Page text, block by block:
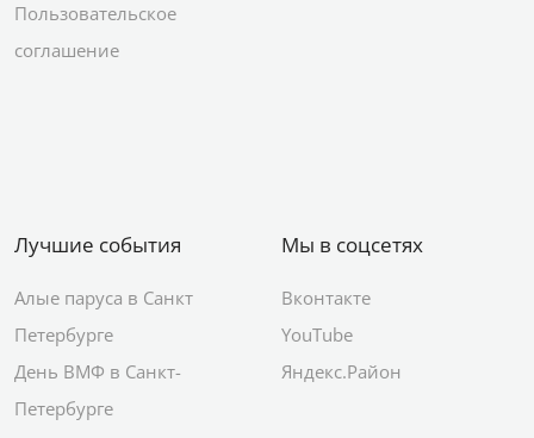
Пользовательское
соглашение
Лучшие события
Алые паруса в Санкт
Петербурге
День ВМФ в Санкт-
Петербурге
Мы в соцсетях
Вконтакте
YouTube
Яндекс.Район